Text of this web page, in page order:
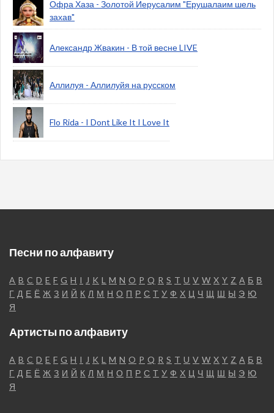
Офра Хаза - Золотой Иерусалим "Ерушалаим шель
захав"
Александр Жвакин - В той весне LIVE
Аллилуя - Аллилуйя на русском
Flo Rida - I Dont Like It I Love It
Песни по алфавиту
A B C D E F G H I J K L M N O P Q R S T U V W X Y Z А Б В
Г Д Е Ё Ж З И Й К Л М Н О П Р С Т У Ф Х Ц Ч Щ Ш Ы Э Ю
Я
Артисты по алфавиту
A B C D E F G H I J K L M N O P Q R S T U V W X Y Z А Б В
Г Д Е Ё Ж З И Й К Л М Н О П Р С Т У Ф Х Ц Ч Щ Ш Ы Э Ю
Я